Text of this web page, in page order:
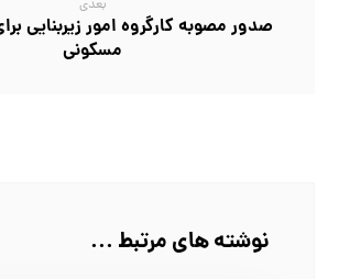
بعدی
مسکونی
نوشته های مرتبط ...